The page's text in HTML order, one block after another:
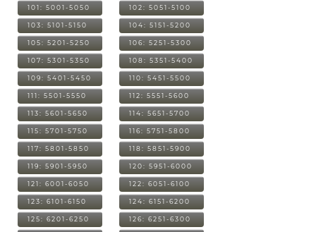
101: 5001-5050 102: 5051-5100
103: 5101-5150 104: 5151-5200
105: 5201-5250 106: 5251-5300
107: 5301-5350 108: 5351-5400
109: 5401-5450 110: 5451-5500
111: 5501-5550 112: 5551-5600
113: 5601-5650 114: 5651-5700
115: 5701-5750 116: 5751-5800
117: 5801-5850 118: 5851-5900
119: 5901-5950 120: 5951-6000
121: 6001-6050 122: 6051-6100
123: 6101-6150 124: 6151-6200
125: 6201-6250 126: 6251-6300